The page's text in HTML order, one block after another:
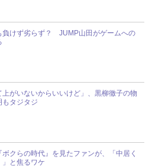
負けず劣らず？ JUMP山田がゲームへの
上がいないからいいけど」、黒柳徹子の物
もタジタジ
クらの時代』を見たファンが、「中居く
」と焦るワケ